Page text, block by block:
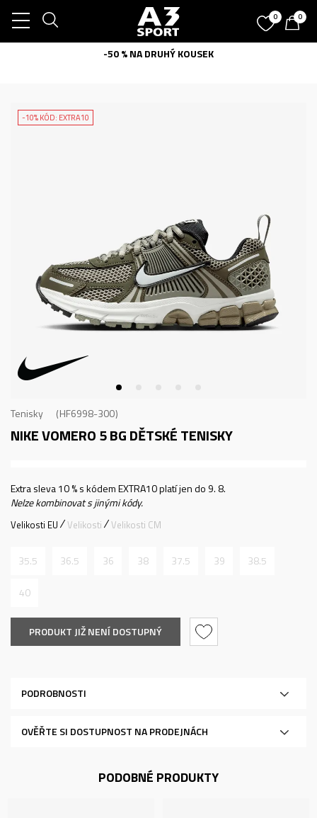
0 0
-50 % NA DRUHÝ KOUSEK
-10% KÓD: EXTRA10
Tenisky HF6998-300
NIKE VOMERO 5 BGDĚTSKÉ TENISKY
Extra sleva 10 % s kódem EXTRA10 platí jen do 9. 8.
Nelze kombinovat s jinými kódy.
Velikosti EU Velikosti Velikosti CM
35.5 36.5 36 38 37.5 39 38.5
40
PRODUKT JIŽ NENÍ DOSTUPNÝ
PODROBNOSTI
OVĚŘTE SI DOSTUPNOST NA PRODEJNÁCH
PODOBNÉ PRODUKTY